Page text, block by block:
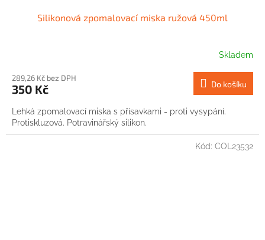
Silikonová zpomalovací miska ružová 450ml
Skladem
289,26 Kč bez DPH
350 Kč Do košíku
Lehká zpomalovací miska s přísavkami - proti vysypání.
Protiskluzová. Potravinářský silikon.
Kód: COL23532